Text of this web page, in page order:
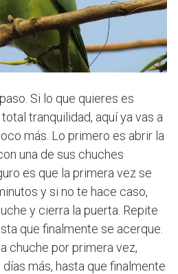
Si lo que quieres es
tranquilidad, aquí ya vas a
más. Lo primero es abrir la
una de sus chuches
es que la primera vez se
y si no te hace caso,
y cierra la puerta. Repite
que finalmente se acerque.
chuche por primera vez,
más, hasta que finalmente